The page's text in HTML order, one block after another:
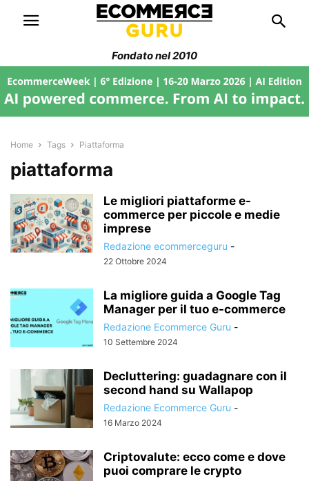
Fondato nel 2010
Home Tags Piattaforma
piattaforma
Le migliori piattaforme e-
commerce per piccole e medie
imprese
Redazione ecommerceguru -
22 Ottobre 2024
La migliore guida a Google Tag
Manager per il tuo e-commerce
Redazione Ecommerce Guru -
10 Settembre 2024
Decluttering: guadagnare con il
second hand su Wallapop
Redazione Ecommerce Guru -
16 Marzo 2024
Criptovalute: ecco come e dove
puoi comprare le crypto